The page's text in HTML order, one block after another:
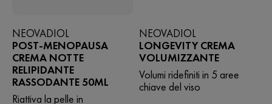
NEOVADIOL
POST-MENOPAUSA
CREMA NOTTE
RELIPIDANTE
RASSODANTE 50ML
Riattiva la pelle in
NEOVADIOL
LONGEVITY CREMA
VOLUMIZZANTE
Volumi ridefiniti in 5 aree
chiave del viso